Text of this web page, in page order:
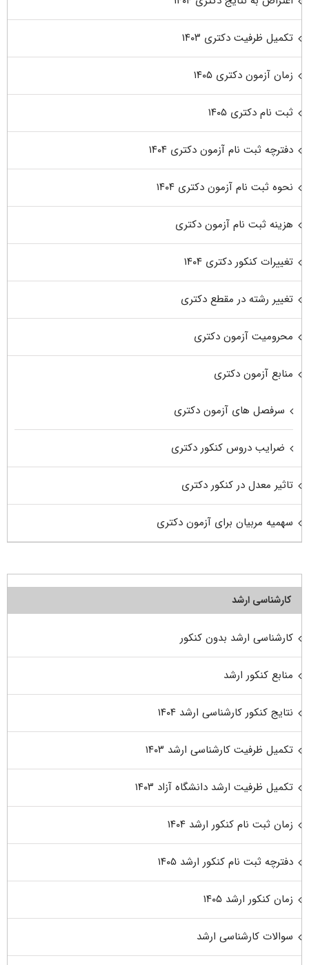
تکمیل ظرفیت دکتری ۱۴۰۳
زمان آزمون دکتری ۱۴۰۵
ثبت نام دکتری ۱۴۰۵
دفترچه ثبت نام آزمون دکتری ۱۴۰۴
نحوه ثبت نام آزمون دکتری ۱۴۰۴
هزینه ثبت نام آزمون دکتری
تغییرات کنکور دکتری ۱۴۰۴
تغییر رشته در مقطع دکتری
محرومیت آزمون دکتری
منابع آزمون دکتری
سرفصل های آزمون دکتری
ضرایب دروس کنکور دکتری
تاثیر معدل در کنکور دکتری
سهمیه مربیان برای آزمون دکتری
کارشناسی ارشد
کارشناسی ارشد بدون کنکور
منابع کنکور ارشد
نتایج کنکور کارشناسی ارشد ۱۴۰۴
تکمیل ظرفیت کارشناسی ارشد ۱۴۰۳
تکمیل ظرفیت ارشد دانشگاه آزاد ۱۴۰۳
زمان ثبت نام کنکور ارشد ۱۴۰۴
دفترچه ثبت نام کنکور ارشد ۱۴۰۵
زمان کنکور ارشد ۱۴۰۵
سوالات کارشناسی ارشد